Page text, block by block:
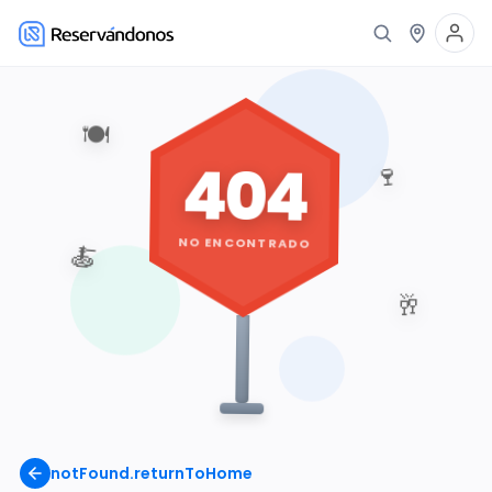
notFound.returnToHome
🍽️
🍷
🥂
🍝
404
NO ENCONTRADO